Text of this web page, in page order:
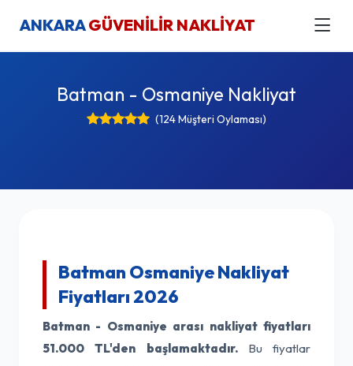
ANKARAGÜVENİLİR NAKLİYAT
Batman - Osmaniye Nakliyat
(124 Müşteri Oylaması)
Batman Osmaniye Nakliyat
Fiyatları 2026
Batman - Osmaniye arası nakliyat fiyatları
51.000 TL'den başlamaktadır.Bu fiyatlar